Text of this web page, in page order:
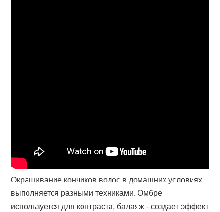
Окрашивание кончиков волос в домашних условиях
выполняется разными техниками. Омбре
используется для контраста, балаяж - создает эффект